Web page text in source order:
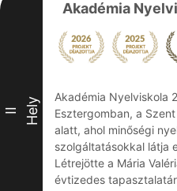
II Hely
Akadémia
Akadémia Nyelviskola
Esztergomban, a
alatt, ahol minőségi
szolgáltatásokkal látja
Létrejötte a Mária
évtizedes